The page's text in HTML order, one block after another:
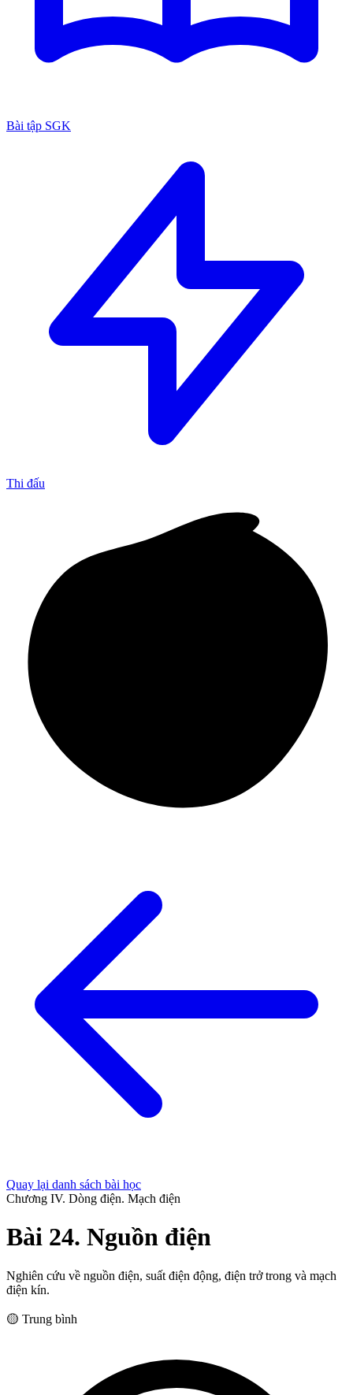
Bài tập SGK
Thi đấu
Quay lại danh sách bài học
Chương IV. Dòng điện. Mạch điện
Bài 24. Nguồn điện
Nghiên cứu về nguồn điện, suất điện động, điện trở trong và mạch
điện kín.
🟡 Trung bình